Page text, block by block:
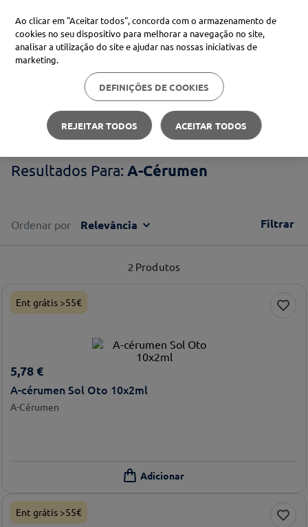
Procure no Marketplace Médis
Pesquisas mais comuns
xiaomi
3º uriage
A-Cérumen
A-Cérumen
Ordenar por Relevância Filtrar
2 Produtos
Ent grátis >55€
5,78 €
A-cérumen Sol Oto 10x2ml
A-Cérumen
Ent grátis >55€
Ao clicar em "Aceitar todos", concorda com o armazenamento de
cookies no seu dispositivo para melhorar a navegação no site,
analisar a utilização do site e ajudar nas nossas iniciativas de
marketing.
DEFINIÇÕES DE COOKIES
REJEITAR TODOS ACEITAR TODOS